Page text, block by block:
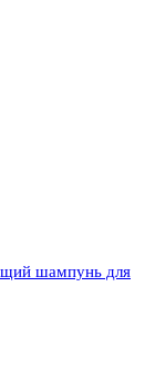
шампунь для